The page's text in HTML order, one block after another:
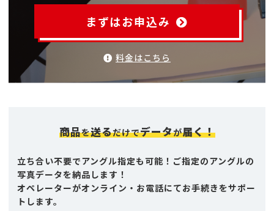
まずはお申込み
料金はこちら
商品を送るだけでデータが届く！
立ち合い不要でアングル指定も可能！ご指定のアングルの
写真データを納品します！
オペレーターがオンライン・お電話にてお手続きをサポー
トします。